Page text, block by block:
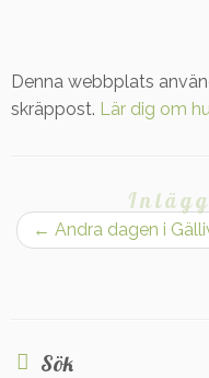
Denna webbplats
skräppost. Lär dig om
← Andra dagen i
Sök